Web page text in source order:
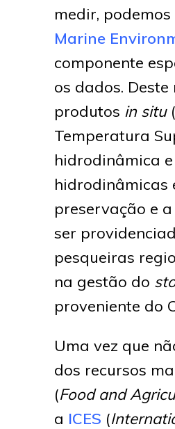
medir,
Marine
componente
os dados.
produtos in situ
Temperatura
hidrodinâmica
hidrodinâmicas
preservação e
ser
pesqueiras
na gestão do
proveniente do
Uma vez que
dos recursos
(Food and
a ICES (